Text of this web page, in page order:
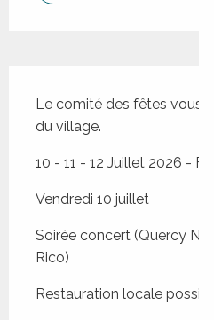
Le comité des fêtes vous
du village.
10 - 11 - 12 Juillet 2026 -
Vendredi 10 juillet
Soirée concert (Quercy
Rico)
Restauration locale